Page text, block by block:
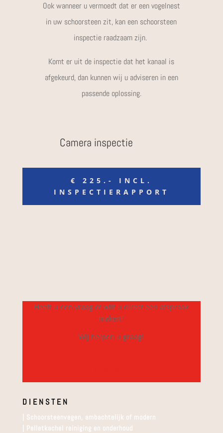
Ook wanneer u vermoedt dat er een vogelnest
in uw schoorsteen zit, kan een schoorsteen
inspectie raadzaam zijn.
Komt er uit de inspectie dat het kanaal is
afgekeurd, dan kunnen wij u adviseren in een
passende oplossing.
Camera inspectie
€ 225.- INCL.
INSPECTIERAPPORT
Heeft u een vraag of wilt u direct een afspraak
maken?
Wij helpen u graag!
DIENSTEN
Schoorsteenvegen, ambachtelijk of modern
| Pelletkachel reiniging en onderhoud